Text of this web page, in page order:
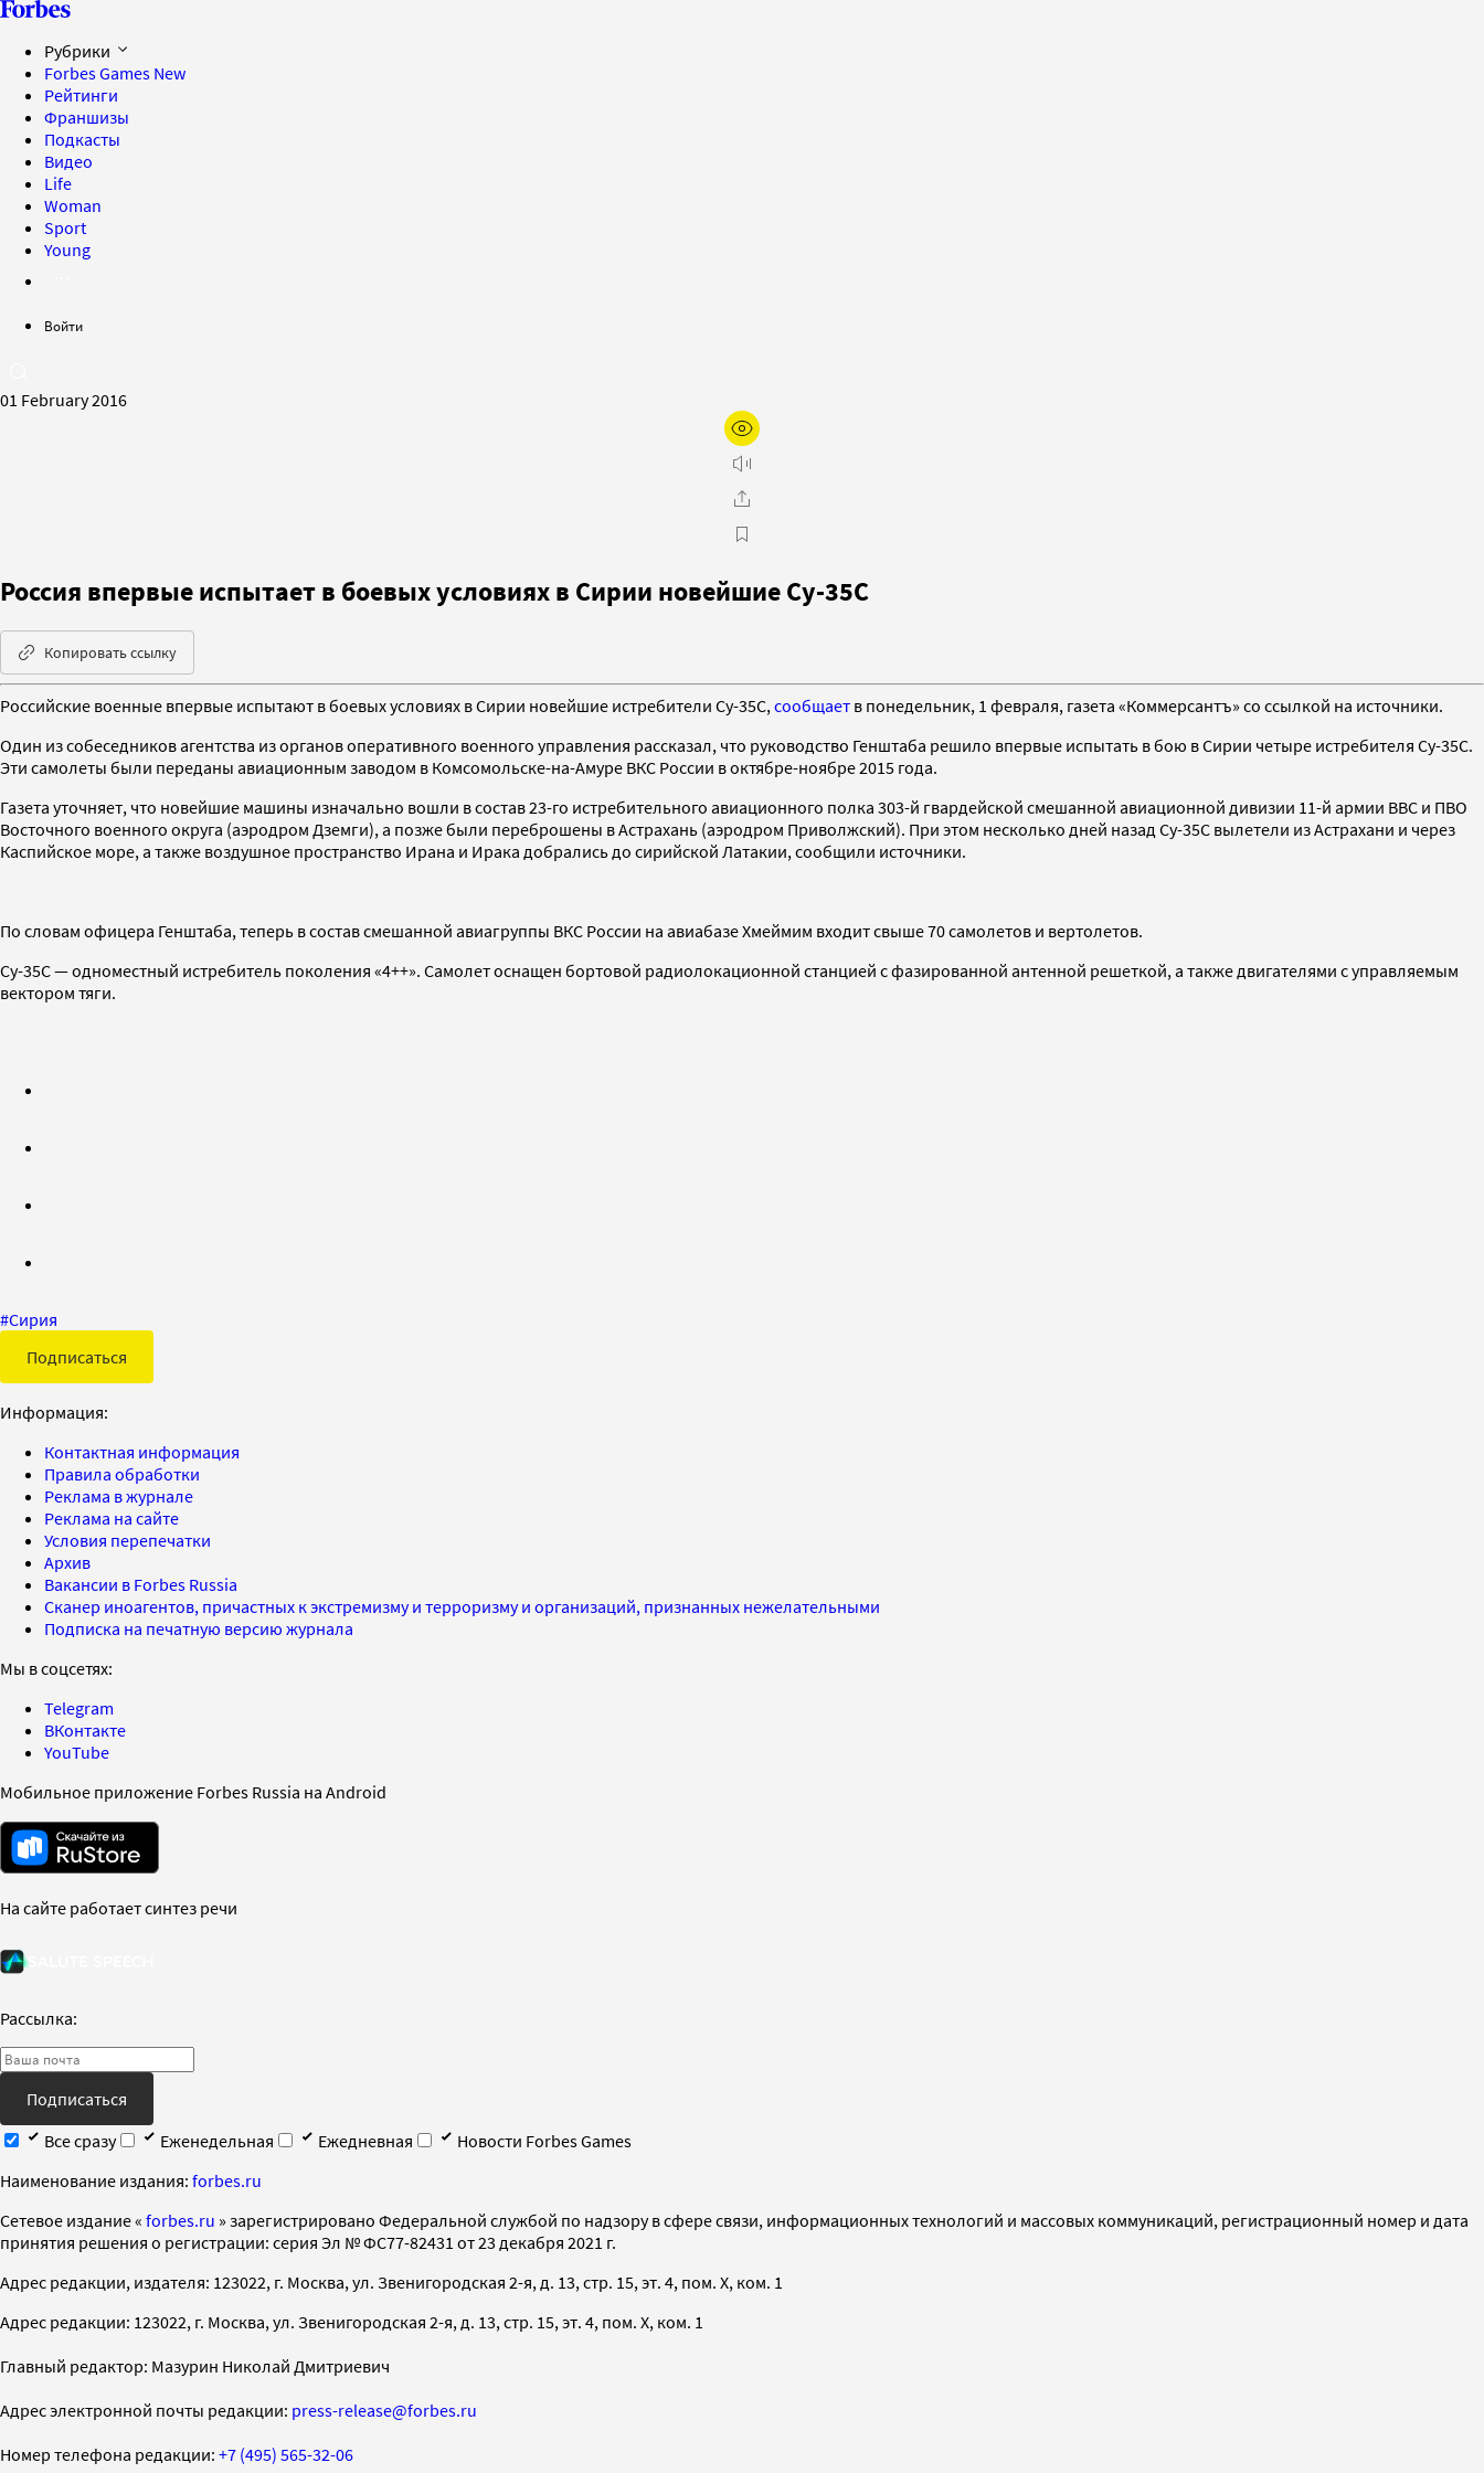
Рубрики
Forbes Games New
Рейтинги
Франшизы
Подкасты
Видео
Life
Woman
Sport
Young
Войти
01 February 2016
Россия впервые испытает в боевых условиях в Сирии новейшие Су-35С
Копировать ссылку
Российские военные впервые испытают в боевых условиях в Сирии новейшие истребители Су-35С, сообщает в понедельник, 1 февраля, газета «Коммерсантъ» со ссылкой на источники.
Один из собеседников агентства из органов оперативного военного управления рассказал, что руководство Генштаба решило впервые испытать в бою в Сирии четыре истребителя Су-35С.
Эти самолеты были переданы авиационным заводом в Комсомольске-на-Амуре ВКС России в октябре-ноябре 2015 года.
Газета уточняет, что новейшие машины изначально вошли в состав 23-го истребительного авиационного полка 303-й гвардейской смешанной авиационной дивизии 11-й армии ВВС и ПВО
Восточного военного округа (аэродром Дземги), а позже были переброшены в Астрахань (аэродром Приволжский). При этом несколько дней назад Су-35C вылетели из Астрахани и через
Каспийское море, а также воздушное пространство Ирана и Ирака добрались до сирийской Латакии, сообщили источники.
По словам офицера Генштаба, теперь в состав смешанной авиагруппы ВКС России на авиабазе Хмеймим входит свыше 70 самолетов и вертолетов.
Су-35С — одноместный истребитель поколения «4++». Самолет оснащен бортовой радиолокационной станцией с фазированной антенной решеткой, а также двигателями с управляемым
вектором тяги.
#Сирия
Подписаться
Информация:
Контактная информация
Правила обработки
Реклама в журнале
Реклама на сайте
Условия перепечатки
Архив
Вакансии в Forbes Russia
Сканер иноагентов, причастных к экстремизму и терроризму и организаций, признанных нежелательными
Подписка на печатную версию журнала
Мы в соцсетях:
Telegram
ВКонтакте
YouTube
Мобильное приложение Forbes Russia на Android
На сайте работает синтез речи
Рассылка:
Подписаться
Все сразу
Еженедельная Ежедневная
Новости Forbes Games
Наименование издания: forbes.ru
Cетевое издание « forbes.ru » зарегистрировано Федеральной службой по надзору в сфере связи, информационных технологий и массовых коммуникаций, регистрационный номер и дата
принятия решения о регистрации: серия Эл № ФС77-82431 от 23 декабря 2021 г.
Адрес редакции, издателя: 123022, г. Москва, ул. Звенигородская 2-я, д. 13, стр. 15, эт. 4, пом. X, ком. 1
Адрес редакции: 123022, г. Москва, ул. Звенигородская 2-я, д. 13, стр. 15, эт. 4, пом. X, ком. 1
Главный редактор: Мазурин Николай Дмитриевич
Адрес электронной почты редакции: press-release@forbes.ru
Номер телефона редакции: +7 (495) 565-32-06